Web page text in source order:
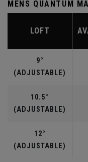
MENS QUANTUM
LOFT
9°
(ADJUSTABLE)
10.5°
(ADJUSTABLE)
12°
(ADJUSTABLE)